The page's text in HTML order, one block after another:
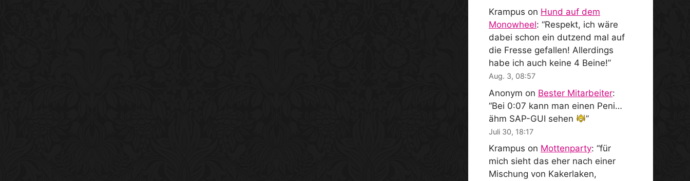
Krampus on Hund auf dem
Monowheel: “Respekt, ich wäre
dabei schon ein dutzend mal auf
die Fresse gefallen! Allerdings
habe ich auch keine 4 Beine!”
Aug. 3, 08:57
Anonym on Bester Mitarbeiter:
“Bei 0:07 kann man einen Peni…
ähm SAP-GUI sehen
”
Juli 30, 18:17
Krampus on Mottenparty: “für
mich sieht das eher nach einer
Mischung von Kakerlaken,